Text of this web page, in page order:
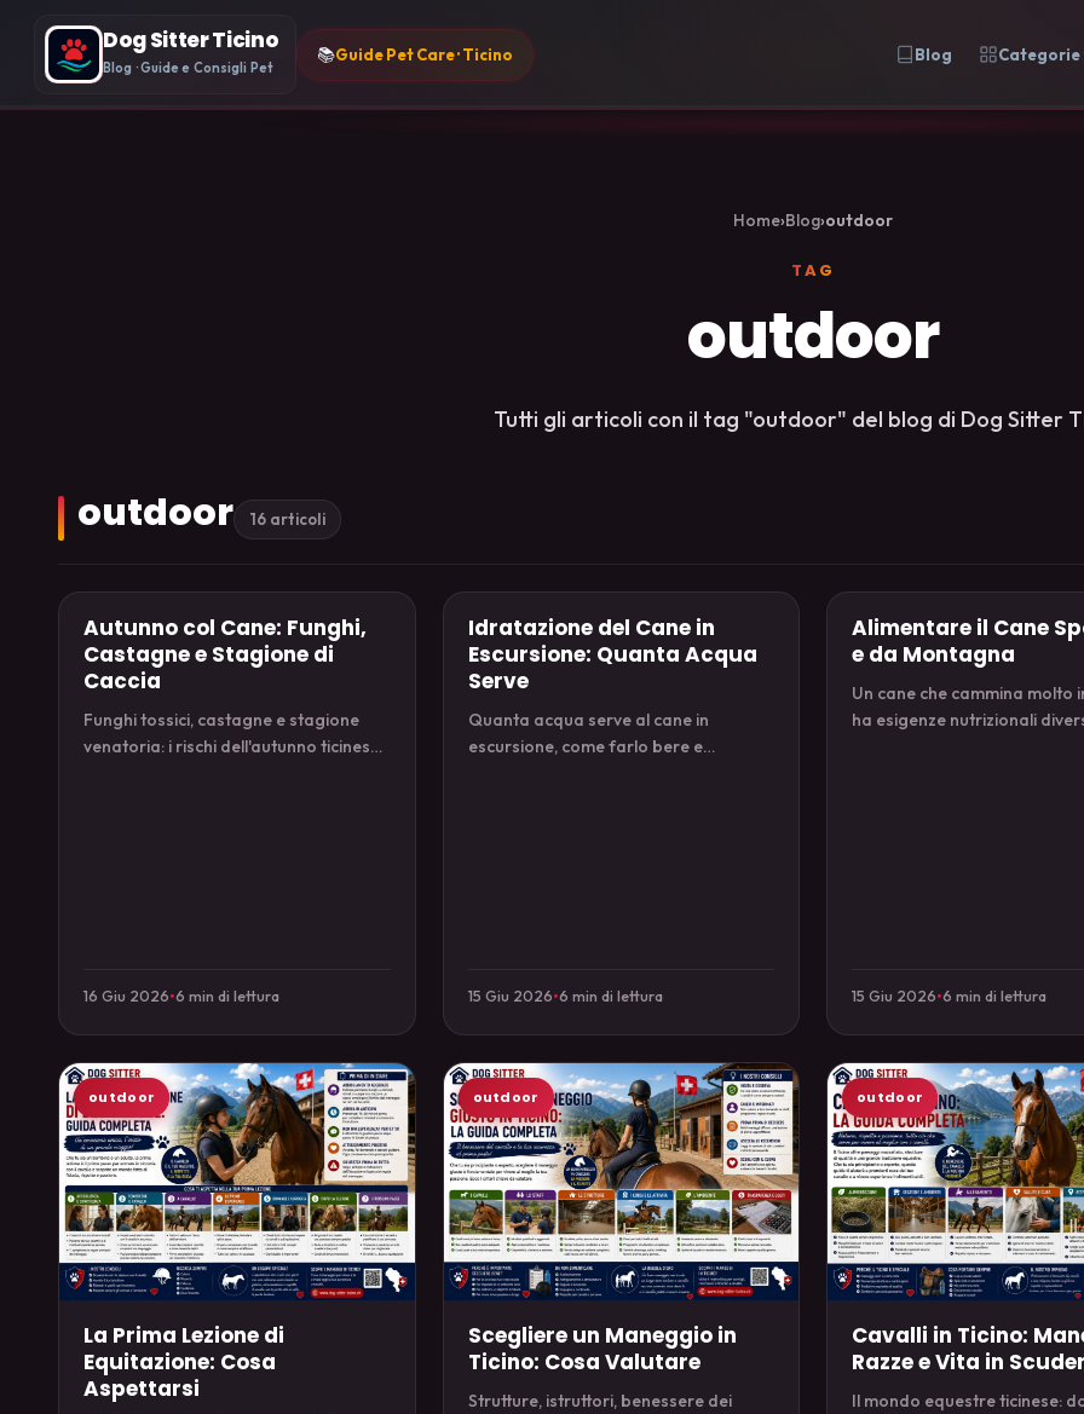
Dog Sitter Ticino
Blog · Guide e Consigli Pet
📚Guide Pet Care · Ticino Blog Categorie
Home›Blog›outdoor
TAG
outdoor
Tutti gli articoli con il tag "outdoor" del blog di Dog Sitter
outdoor 16 articoli
outdoor
Autunno col Cane: Funghi,
Castagne e Stagione di
Caccia
Funghi tossici, castagne e stagione
venatoria: i rischi dell'autunno ticinese
16 Giu 2026•6 min di lettura
outdoor
Idratazione del Cane in
Escursione: Quanta Acqua
Serve
Quanta acqua serve al cane in
escursione, come farlo bere e
15 Giu 2026•6 min di lettura
outdoor
Alimentare il Cane
e da Montagna
Un cane che cammina molto
ha esigenze nutrizionali
15 Giu 2026•6 min di lettura
outdoor
La Prima Lezione di
Equitazione: Cosa
Aspettarsi
outdoor
Scegliere un Maneggio in
Ticino: Cosa Valutare
Strutture, istruttori, benessere dei
outdoor
Cavalli in Ticino:
Razze e Vita in
Il mondo equestre ticinese: